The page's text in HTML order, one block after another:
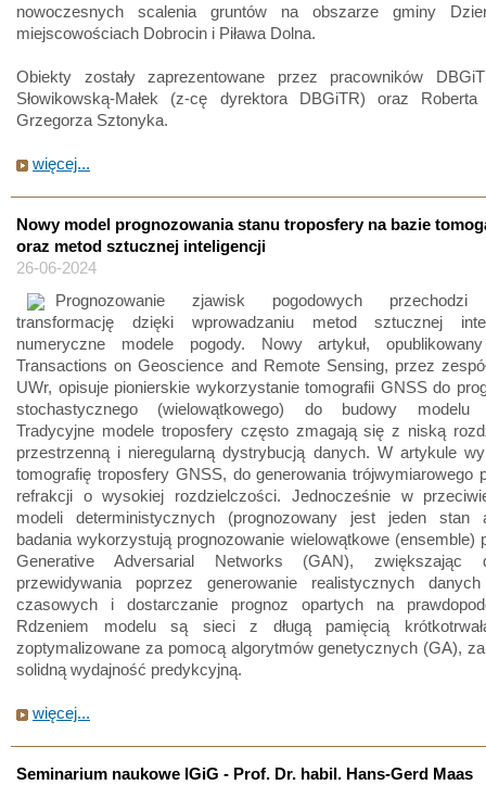
nowoczesnych scalenia gruntów na obszarze gminy
miejscowościach Dobrocin i Piława Dolna.
Obiekty zostały zaprezentowane przez pracowników
Słowikowską-Małek (z-cę dyrektora DBGiTR) oraz
Grzegorza Sztonyka.
więcej...
Nowy model prognozowania stanu troposfery na bazie
oraz metod sztucznej inteligencji
26-06-2024
Prognozowanie zjawisk pogodowych przechodzi
transformację dzięki wprowadzaniu metod sztucznej
numeryczne modele pogody. Nowy artykuł,
Transactions on Geoscience and Remote Sensing, przez
UWr, opisuje pionierskie wykorzystanie tomografii GNSS do
stochastycznego (wielowątkowego) do budowy modelu
Tradycyjne modele troposfery często zmagają się z niską
przestrzenną i nieregularną dystrybucją danych. W artykule
tomografię troposfery GNSS, do generowania trójwymiarowego
refrakcji o wysokiej rozdzielczości. Jednocześnie w
modeli deterministycznych (prognozowany jest jeden stan
badania wykorzystują prognozowanie wielowątkowe (ensemble)
Generative Adversarial Networks (GAN), zwiększając
przewidywania poprzez generowanie realistycznych
czasowych i dostarczanie prognoz opartych na
Rdzeniem modelu są sieci z długą pamięcią
zoptymalizowane za pomocą algorytmów genetycznych (GA),
solidną wydajność predykcyjną.
więcej...
Seminarium naukowe IGiG - Prof. Dr. habil. Hans-Gerd Maas